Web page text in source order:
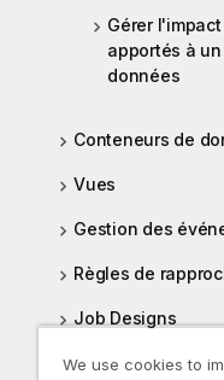
Gérer
apportés à
données
Conteneurs de
Vues
Gestion des
Règles de
Job Designs
Sujets avancés
We use cookies to